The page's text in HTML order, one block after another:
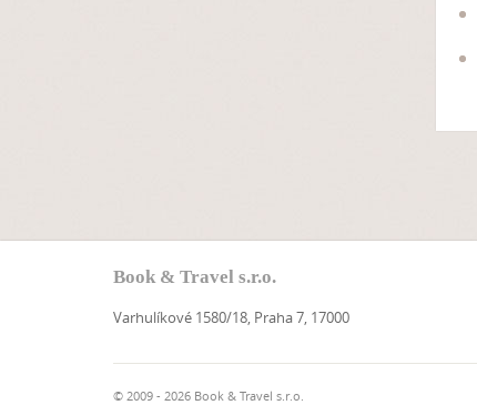
Book & Travel s.r.o.
Varhulíkové 1580/18, Praha 7, 17000
© 2009 - 2026 Book & Travel s.r.o.